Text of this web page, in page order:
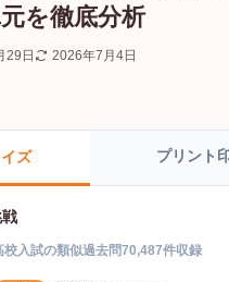
を徹底分析
29日 2026年7月4日
ズ プリント
校入試の類似過去問70,487件収録